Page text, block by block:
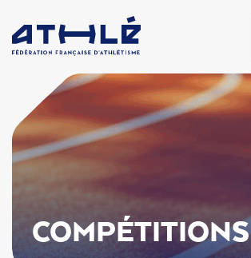
COMPÉTITIONS